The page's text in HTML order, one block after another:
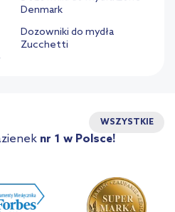
Denmark
Dozowniki do mydła
Zucchetti
WSZYSTKIE
nr 1 w Polsce!